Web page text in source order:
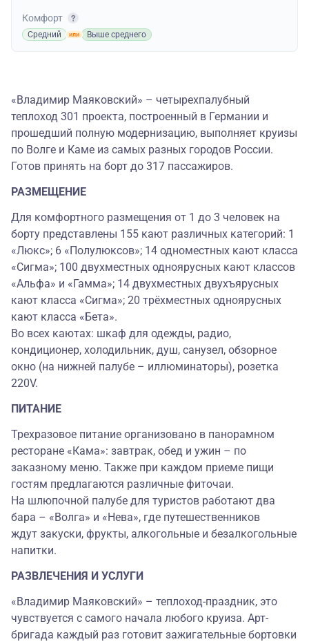
Комфорт
Средний Выше среднего
«Владимир Маяковский» – четырехпалубный
теплоход 301 проекта, построенный в Германии и
прошедший полную модернизацию, выполняет круизы
по Волге и Каме из самых разных городов России.
Готов принять на борт до 317 пассажиров.
РАЗМЕЩЕНИЕ
Для комфортного размещения от 1 до 3 человек на
борту представлены 155 кают различных категорий: 1
«Люкс»; 6 «Полулюксов»; 14 одноместных кают класса
«Сигма»; 100 двухместных одноярусных кают классов
«Альфа» и «Гамма»; 14 двухместных двухъярусных
кают класса «Сигма»; 20 трёхместных одноярусных
кают класса «Бета».
Во всех каютах: шкаф для одежды, радио,
кондиционер, холодильник, душ, санузел, обзорное
окно (на нижней палубе – иллюминаторы), розетка
220V.
ПИТАНИЕ
Трехразовое питание организовано в панорамном
ресторане «Кама»: завтрак, обед и ужин – по
заказному меню. Также при каждом приеме пищи
гостям предлагаются различные фиточаи.
На шлюпочной палубе для туристов работают два
бара – «Волга» и «Нева», где путешественников
ждут закуски, фрукты, алкогольные и безалкогольные
напитки.
РАЗВЛЕЧЕНИЯ И УСЛУГИ
«Владимир Маяковский» – теплоход-праздник, это
чувствуется с самого начала любого круиза. Арт-
бригада каждый раз готовит зажигательные бортовки